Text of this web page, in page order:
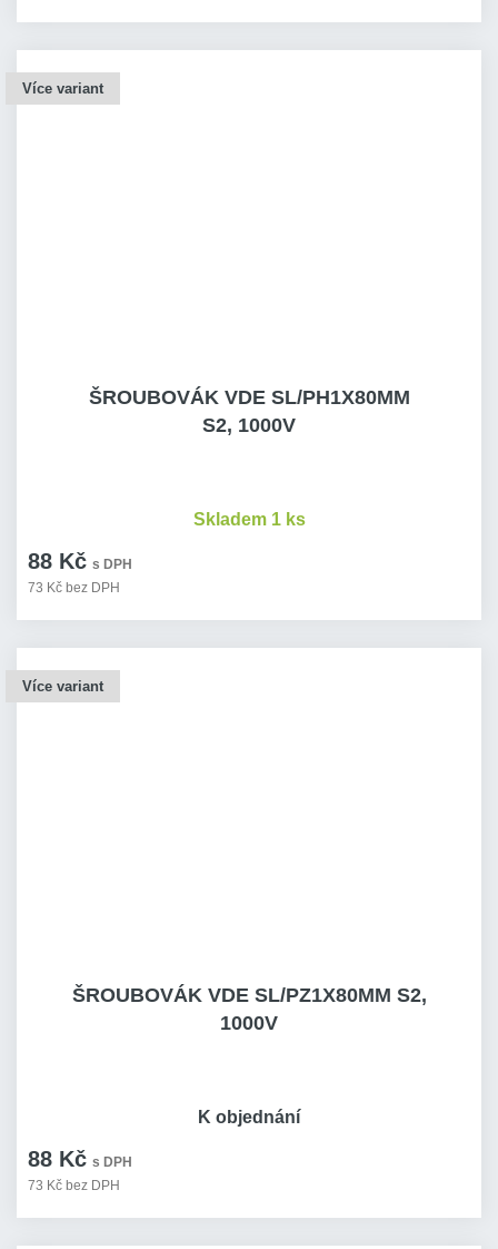
Více variant
ŠROUBOVÁK VDE SL/PH1X80MM
S2, 1000V
88 Kč s DPH
73 Kč bez DPH
Skladem 1 ks
Více variant
ŠROUBOVÁK VDE SL/PZ1X80MM S2,
1000V
88 Kč s DPH
73 Kč bez DPH
K objednání